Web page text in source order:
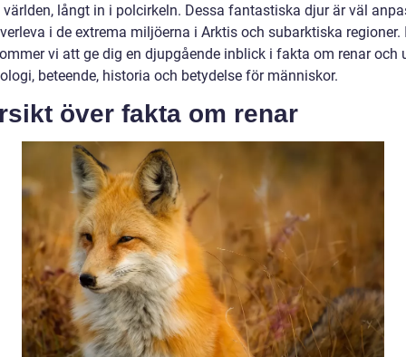
världen, långt in i polcirkeln. Dessa fantastiska djur är väl
i de extrema miljöerna i Arktis och subarktiska regioner.
vi att ge dig en djupgående inblick i fakta om renar och
beteende, historia och betydelse för människor.
över fakta om renar